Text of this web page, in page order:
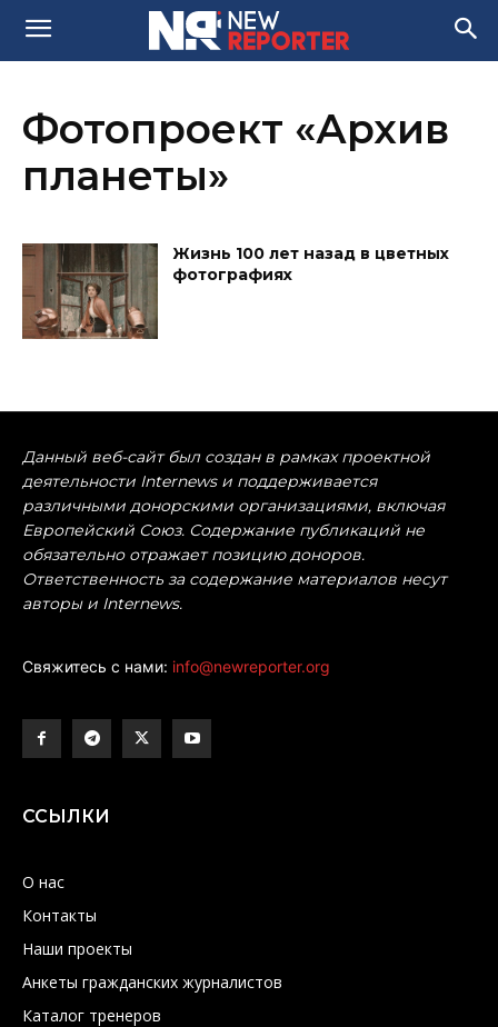
Фотопроект «Архив
планеты»
Жизнь 100 лет назад в цветных
фотографиях
Данный веб-сайт был создан в рамках проектной
деятельности Internews и поддерживается
различными донорскими организациями, включая
Европейский Союз. Содержание публикаций не
обязательно отражает позицию доноров.
Ответственность за содержание материалов несут
авторы и Internews.
Свяжитесь с нами: info@newreporter.org
ССЫЛКИ
О нас
Контакты
Наши проекты
Анкеты гражданских журналистов
Каталог тренеров